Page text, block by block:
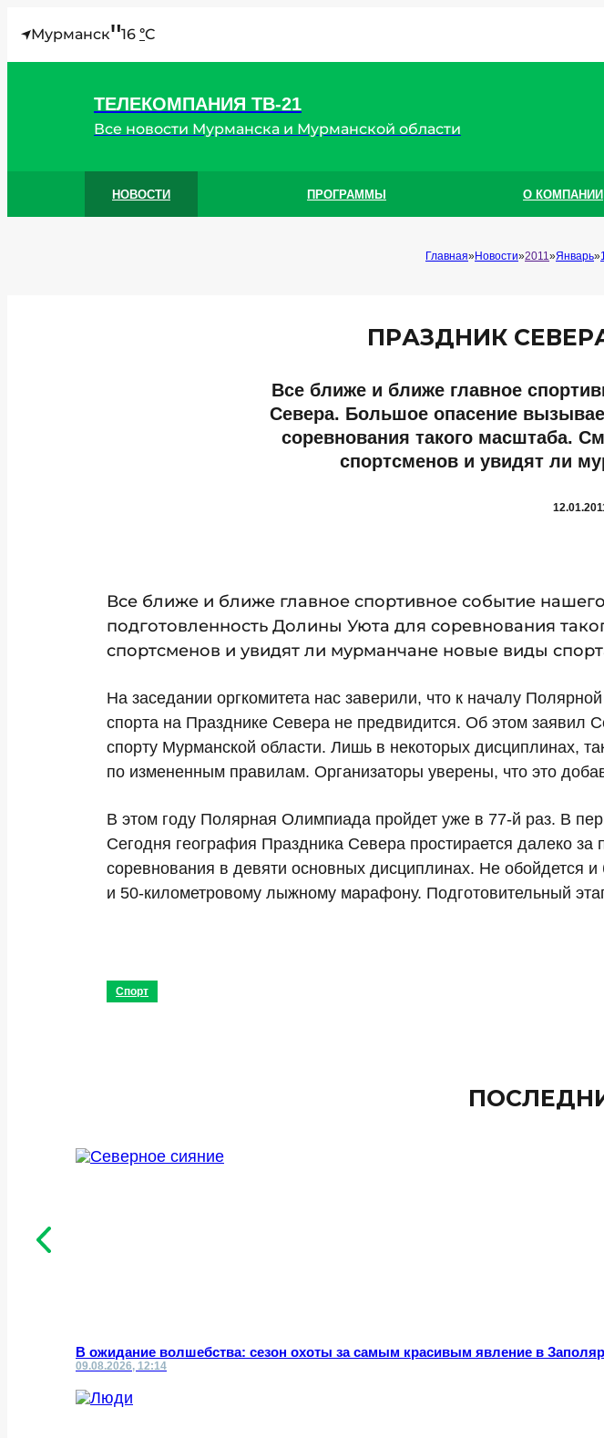
Мурманск"16 °C
ТЕЛЕКОМПАНИЯ ТВ-21
Все новости Мурманска и Мурманской области
НОВОСТИ ПРОГРАММЫ О КОМПАНИИ
Главная Новости 2011 Январь
ПРАЗДНИК
Все ближе и ближе главное
Севера. Большое опасение
соревнования такого масштаба.
спортсменов и увидят ли
Все ближе и ближе главное спортивное событие
подготовленность Долины Уюта для соревнования
спортсменов и увидят ли мурманчане новые виды
На заседании оргкомитета нас заверили, что к началу
спорта на Празднике Севера не предвидится. Об этом заявил
спорту Мурманской области. Лишь в некоторых дисциплинах,
по измененным правилам. Организаторы уверены, что это
В этом году Полярная Олимпиада пройдет уже в 77-й раз. В
Сегодня география Праздника Севера простирается далеко
соревнования в девяти основных дисциплинах. Не обойдется
и 50-километровому лыжному марафону. Подготовительный
Спорт
В ожидание волшебства: сезон охоты за самым красивым явление в
09.08.2026, 12:14